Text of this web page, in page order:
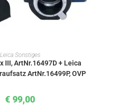
WARENKORB
Leica Sonstiges
III, ArtNr.16497D + Leica
ArtNr.16499P, OVP
€ 99,00